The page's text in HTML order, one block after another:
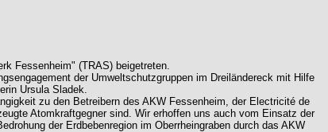
Fessenheim" (TRAS) beigetreten.
der Umweltschutzgruppen im Dreiländereck mit Hilfe
Ursula Sladek.
zu den Betreibern des AKW Fessenheim, der Electricité de
Atomkraftgegner sind. Wir erhoffen uns auch vom Einsatz der
der Erdbebenregion im Oberrheingraben durch das AKW